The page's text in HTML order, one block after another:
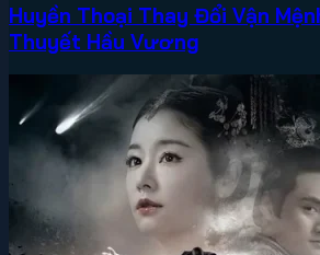
Huyền Thoại Thay Đổi Vận
Thuyết Hầu Vương